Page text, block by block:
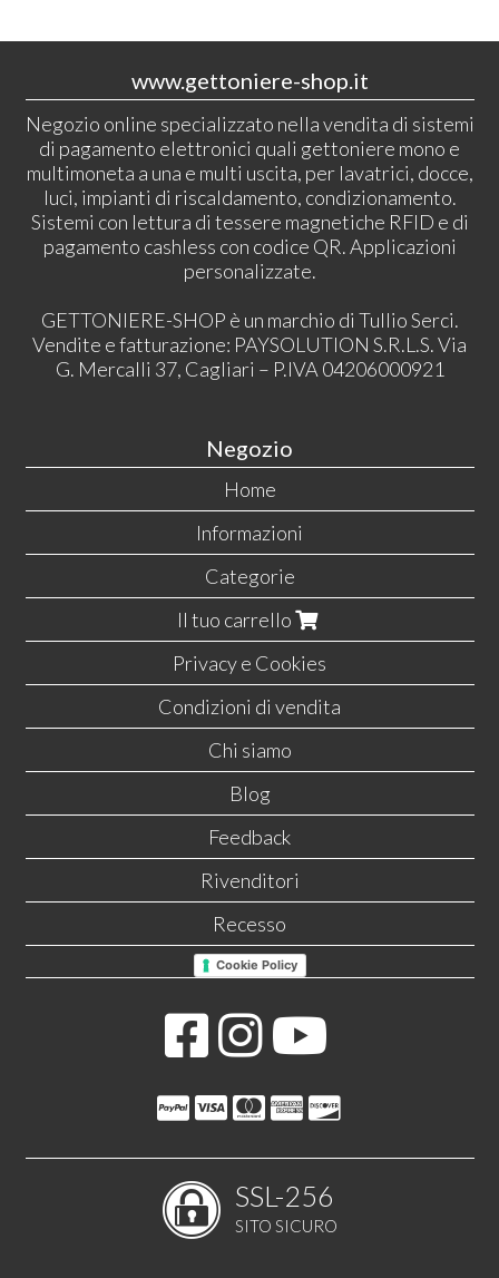
www.gettoniere-shop.it
Negozio online specializzato nella vendita di sistemi
di pagamento elettronici quali gettoniere mono e
multimoneta a una e multi uscita, per lavatrici, docce,
luci, impianti di riscaldamento, condizionamento.
Sistemi con lettura di tessere magnetiche RFID e di
pagamento cashless con codice QR. Applicazioni
personalizzate.
GETTONIERE-SHOP è un marchio di Tullio Serci.
Vendite e fatturazione: PAYSOLUTION S.R.L.S. Via
G. Mercalli 37, Cagliari – P.IVA 04206000921
Negozio
Home
Informazioni
Categorie
Il tuo carrello
Privacy e Cookies
Condizioni di vendita
Chi siamo
Blog
Feedback
Rivenditori
Recesso
Cookie Policy
SSL-256
SITO SICURO